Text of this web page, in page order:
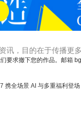
讯，目的在于传播
要求撤下您的作品。邮箱
携全场景 AI 与多重福利登场